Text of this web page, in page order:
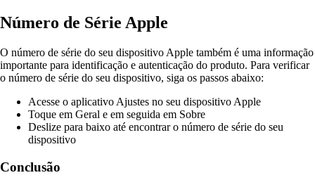
Número de Série Apple
O número de série do seu dispositivo Apple também é uma informação
importante para identificação e autenticação do produto. Para verificar
o número de série do seu dispositivo, siga os passos abaixo:
Acesse o aplicativo Ajustes no seu dispositivo Apple
Toque em Geral e em seguida em Sobre
Deslize para baixo até encontrar o número de série do seu
dispositivo
Conclusão